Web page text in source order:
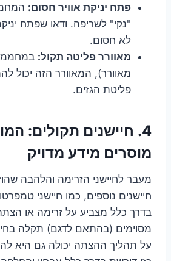
פתח יניקת אוויר חסום:
"נקי" לשריפה. ודאו שפתח
לא חסום.
מאוורר פליטה תקול:
מאוורר), המאוורר הזה יכול
פליטת הגזים.
4. חיישנים תקולים:
מוסרים מידע מדויק
מעבר לחיישני הזרימה והלהבה
בדרך כלל מצביע על זרימה או
מסוימים (בהתאם לדגם) תקלה